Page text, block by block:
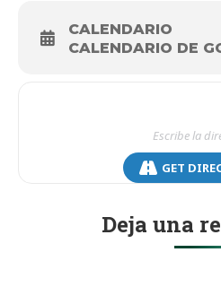
CALENDARIO
CALENDARIO DE
GET
Deja una